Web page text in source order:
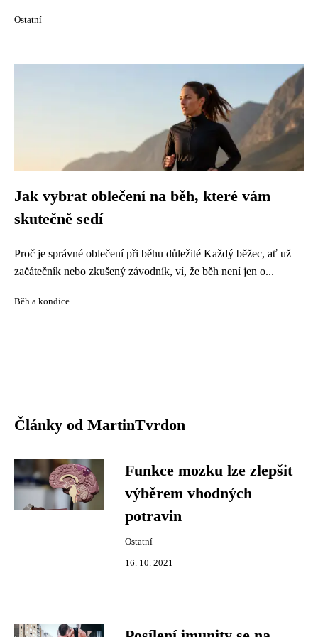
Ostatní
Jak vybrat oblečení na běh, které vám
skutečně sedí
Proč je správné oblečení při běhu důležité Každý běžec, ať už
začátečník nebo zkušený závodník, ví, že běh není jen o...
Běh a kondice
Články od MartinTvrdon
Funkce mozku lze zlepšit
výběrem vhodných
potravin
Ostatní
16. 10. 2021